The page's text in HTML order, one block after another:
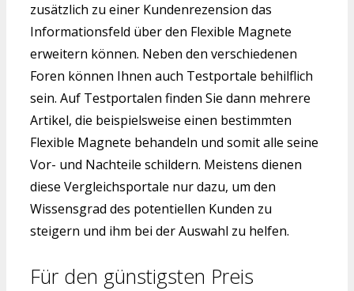
zusätzlich zu einer Kundenrezension das
Informationsfeld über den Flexible Magnete
erweitern können. Neben den verschiedenen
Foren können Ihnen auch Testportale behilflich
sein. Auf Testportalen finden Sie dann mehrere
Artikel, die beispielsweise einen bestimmten
Flexible Magnete behandeln und somit alle seine
Vor- und Nachteile schildern. Meistens dienen
diese Vergleichsportale nur dazu, um den
Wissensgrad des potentiellen Kunden zu
steigern und ihm bei der Auswahl zu helfen.
Für den günstigsten Preis